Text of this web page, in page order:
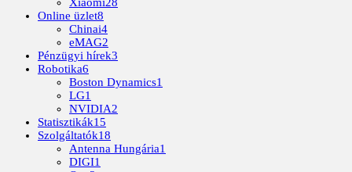
Online üzlet8
Chinai4
eMAG2
Pénzügyi hírek3
Robotika6
Boston Dynamics1
LG1
NVIDIA2
Statisztikák15
Szolgáltatók18
Antenna Hungária1
DIGI1